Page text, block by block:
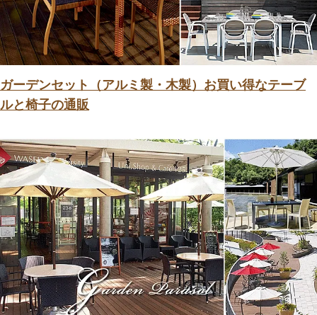
ガーデンセット（アルミ製・木製）お買い得なテーブ
ルと椅子の通販